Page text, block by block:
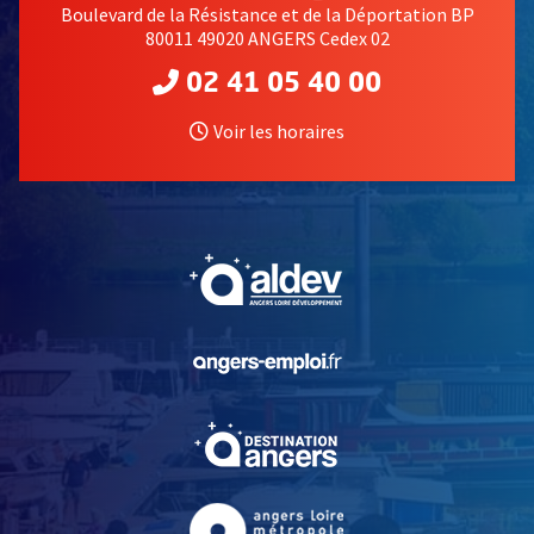
Boulevard de la Résistance et de la Déportation BP
80011 49020 ANGERS Cedex 02
02 41 05 40 00
Voir les horaires
, Ouvre une nouvelle
, Ouvre une nouvelle